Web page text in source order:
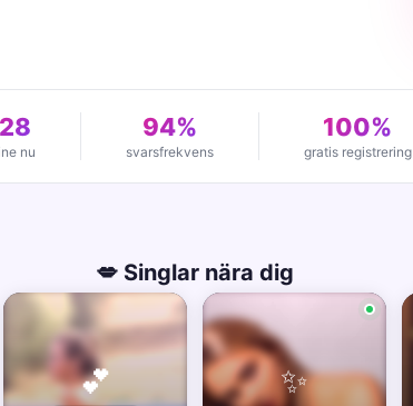
nu
94%
svarsfrekvens
100%
gratis registrering
💋 Singlar nära dig
💕 ✨